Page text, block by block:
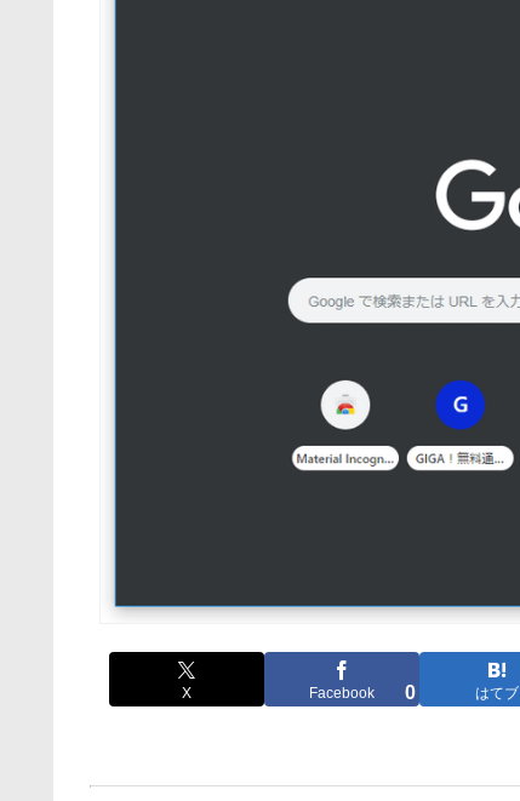
X Facebook 0 はてブ